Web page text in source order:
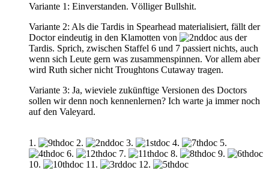
Variante 1: Einverstanden. Völliger Bullshit.
Variante 2: Als die Tardis in Spearhead materialisiert, fällt der
Doctor eindeutig in den Klamotten von
aus der
Tardis. Sprich, zwischen Staffel 6 und 7 passiert nichts, auch
wenn sich Leute gern was zusammenspinnen. Vor allem aber
wird Ruth sicher nicht Troughtons Cutaway tragen.
Variante 3: Ja, wieviele zukünftige Versionen des Doctors
sollen wir denn noch kennenlernen? Ich warte ja immer noch
auf den Valeyard.
1. 2. 3. 4.
5.
6.
7. 8.
9.
10.
11. 12.